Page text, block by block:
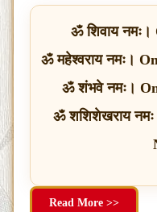
ॐ शिवाय
ॐ महेश्वराय नमः।
ॐ शंभवे नमः।
ॐ शशिशेखराय
Read More >>